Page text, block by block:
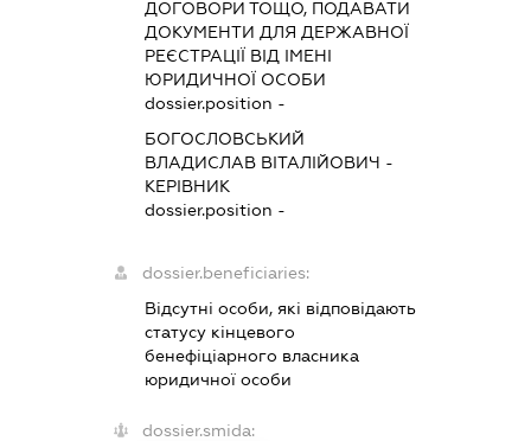
ДОГОВОРИ ТОЩО, ПОДАВАТИ
ДОКУМЕНТИ ДЛЯ ДЕРЖАВНОЇ
РЕЄСТРАЦІЇ ВІД ІМЕНІ
ЮРИДИЧНОЇ ОСОБИ
dossier.position -
БОГОСЛОВСЬКИЙ
ВЛАДИСЛАВ ВІТАЛІЙОВИЧ -
КЕРІВНИК
dossier.position -
dossier.beneficiaries:
Відсутні особи, які відповідають
статусу кінцевого
бенефіціарного власника
юридичної особи
dossier.smida: